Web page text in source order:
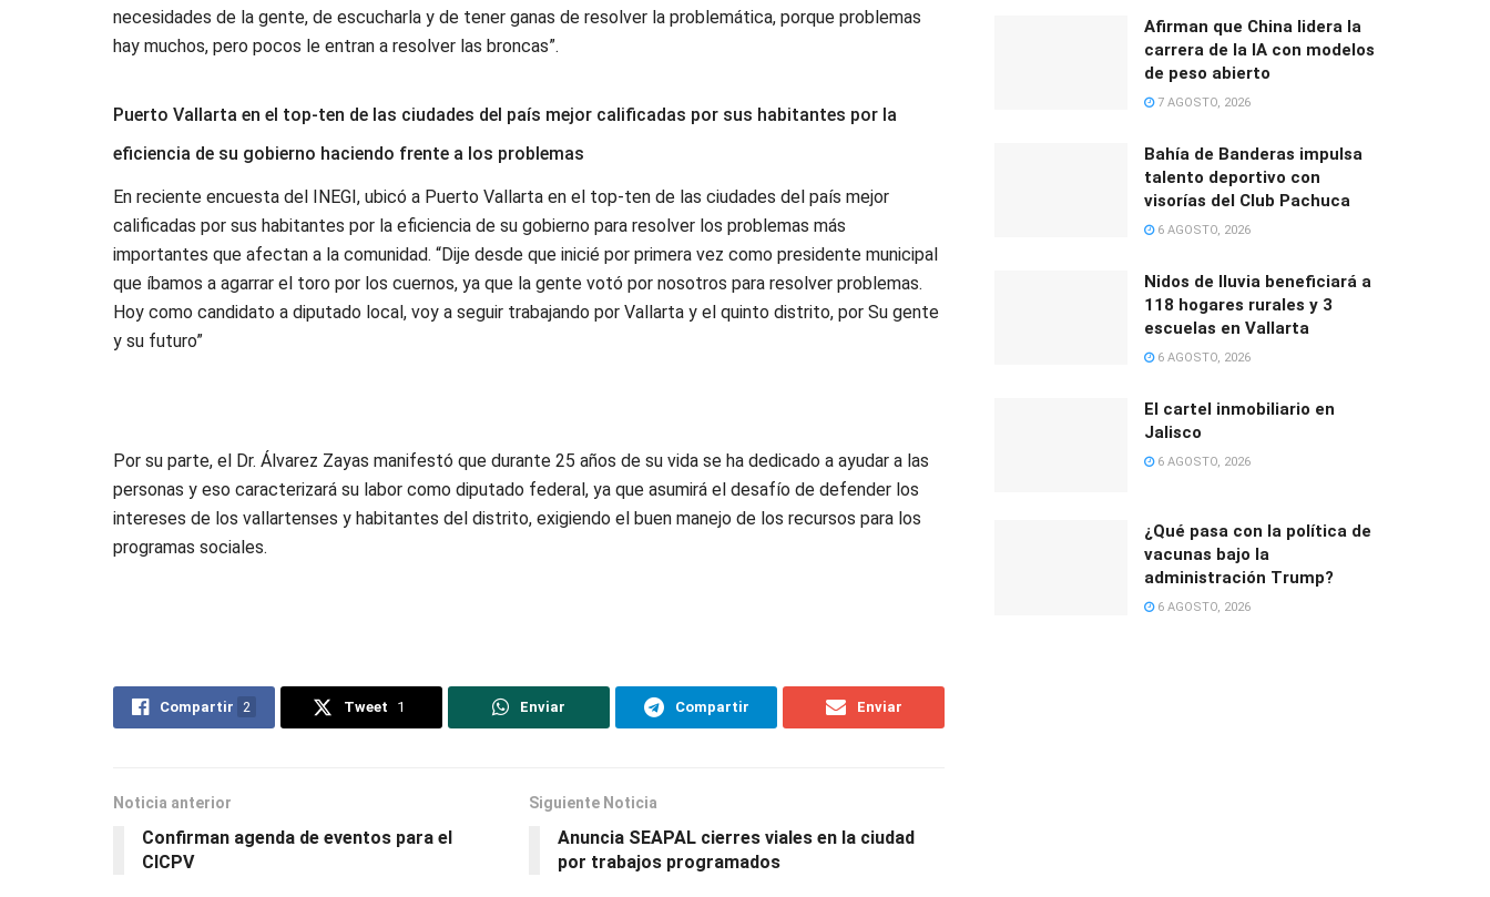
necesidades de la gente, de escucharla y de tener ganas de resolver la problemática, porque problemas
hay muchos, pero pocos le entran a resolver las broncas”.
Puerto Vallarta en el top-ten de las ciudades del país mejor calificadas por sus habitantes por la
eficiencia de su gobierno haciendo frente a los problemas
En reciente encuesta del INEGI, ubicó a Puerto Vallarta en el top-ten de las ciudades del país mejor
calificadas por sus habitantes por la eficiencia de su gobierno para resolver los problemas más
importantes que afectan a la comunidad. “Dije desde que inicié por primera vez como presidente municipal
que íbamos a agarrar el toro por los cuernos, ya que la gente votó por nosotros para resolver problemas.
Hoy como candidato a diputado local, voy a seguir trabajando por Vallarta y el quinto distrito, por Su gente
y su futuro”
Por su parte, el Dr. Álvarez Zayas manifestó que durante 25 años de su vida se ha dedicado a ayudar a las
personas y eso caracterizará su labor como diputado federal, ya que asumirá el desafío de defender los
intereses de los vallartenses y habitantes del distrito, exigiendo el buen manejo de los recursos para los
programas sociales.
Compartir 2 Tweet 1 Enviar Compartir Enviar
Noticia anterior
Confirman agenda de eventos para el
CICPV
Siguiente Noticia
Anuncia SEAPAL cierres viales en la ciudad
por trabajos programados
Afirman que China lidera la
carrera de la IA con modelos
de peso abierto
7 AGOSTO, 2026
Bahía de Banderas impulsa
talento deportivo con
visorías del Club Pachuca
6 AGOSTO, 2026
Nidos de lluvia beneficiará a
118 hogares rurales y 3
escuelas en Vallarta
6 AGOSTO, 2026
El cartel inmobiliario en
Jalisco
6 AGOSTO, 2026
¿Qué pasa con la política de
vacunas bajo la
administración Trump?
6 AGOSTO, 2026